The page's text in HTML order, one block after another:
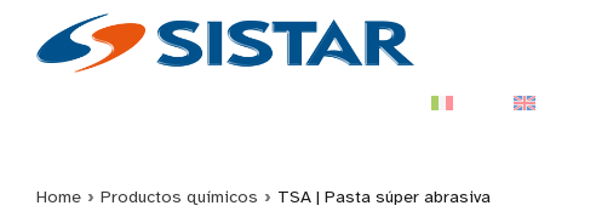
Home › Productos químicos › TSA | Pasta súper abrasiva